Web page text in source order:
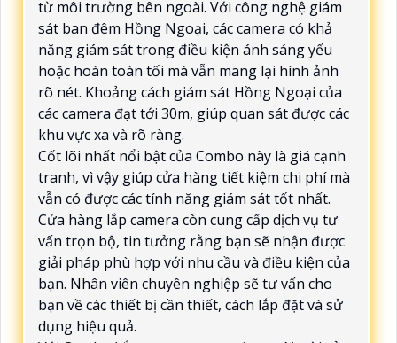
từ môi trường bên ngoài. Với công nghệ giám
sát ban đêm Hồng Ngoại, các camera có khả
năng giám sát trong điều kiện ánh sáng yếu
hoặc hoàn toàn tối mà vẫn mang lại hình ảnh
rõ nét. Khoảng cách giám sát Hồng Ngoại của
các camera đạt tới 30m, giúp quan sát được các
khu vực xa và rõ ràng.
Cốt lõi nhất nổi bật của Combo này là giá cạnh
tranh, vì vậy giúp cửa hàng tiết kiệm chi phí mà
vẫn có được các tính năng giám sát tốt nhất.
Cửa hàng lắp camera còn cung cấp dịch vụ tư
vấn trọn bộ, tin tưởng rằng bạn sẽ nhận được
giải pháp phù hợp với nhu cầu và điều kiện của
bạn. Nhân viên chuyên nghiệp sẽ tư vấn cho
bạn về các thiết bị cần thiết, cách lắp đặt và sử
dụng hiệu quả.